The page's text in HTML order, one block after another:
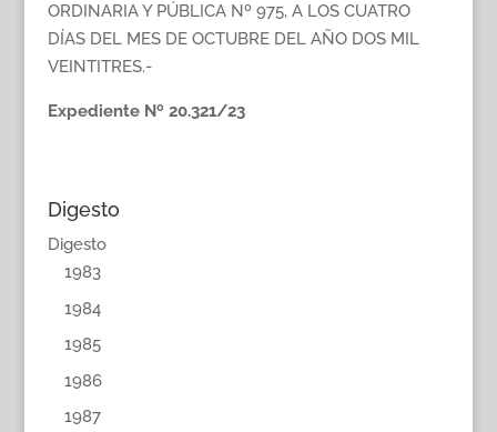
ORDINARIA Y PÚBLICA Nº 975, A LOS CUATRO
DÍAS DEL MES DE OCTUBRE DEL AÑO DOS MIL
VEINTITRES.-
Expediente Nº 20.321/23
Digesto
Digesto
1983
1984
1985
1986
1987